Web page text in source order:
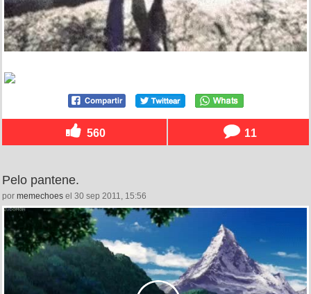
560 11
Pelo pantene.
por memechoes el 30 sep 2011, 15:56